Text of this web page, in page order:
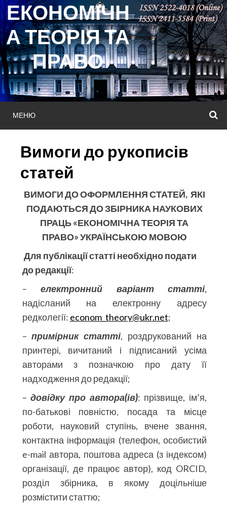
Skip
to
content
ЕКОНОМІЧН
А ТЕОРІЯ ТА
ПРАВО
МЕНЮ
Вимоги до рукописів
статей
ВИМОГИ ДО ОФОРМЛЕННЯ СТАТЕЙ, ЯКІ
ПОДАЮТЬСЯ ДО ЗБІРНИКА НАУКОВИХ
ПРАЦЬ«ЕКОНОМІЧНА ТЕОРІЯ ТА
ПРАВО» УКРАЇНСЬКОЮ МОВОЮ
Для публікації статті необхідно подати
до редакції:
–електронний варіант статті,
надісланий на електронну адресу
редколегії: econom_theory@ukr.net;
–примірник статті, роздрукований на
принтері, вичитаний і підписаний усіма
авторами з позначкою про дату її
надходження до редакції;
–довідку про автора(ів): прізвище, ім’я,
по-батькові повністю, посада та місце
роботи, науковий ступінь, вчене звання,
контактна інформація (телефон, особистий
e-mail автора, поштова адреса (з індексом)
організації, де працює автор), код ORCID,
розділ збірника, в якому доцільніше
розмістити статтю;